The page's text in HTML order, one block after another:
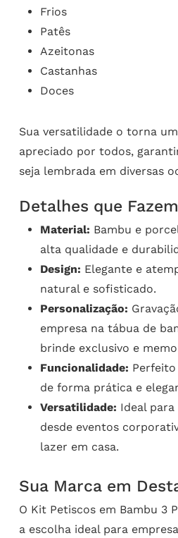
Frios
Patês
Azeitonas
Castanhas
Doces
Sua versatilidade o torna
apreciado por todos,
seja lembrada em diversas
Detalhes que
Material: Bambu e
alta qualidade e
Design: Elegante e
natural e sofisticado.
Personalização:
empresa na tábua de
brinde exclusivo e
Funcionalidade:
de forma prática e
Versatilidade: Ideal para
desde eventos
lazer em casa.
Sua Marca em
O Kit Petiscos em Bambu 3
a escolha ideal para